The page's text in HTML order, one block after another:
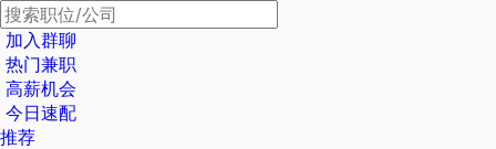
加入群聊
热门兼职
高薪机会
今日速配
推荐